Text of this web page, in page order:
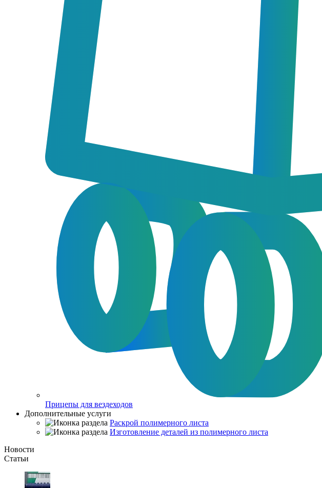
Прицепы для вездеходов
Дополнительные услуги
Раскрой полимерного листа
Изготовление деталей из полимерного листа
Новости
Статьи